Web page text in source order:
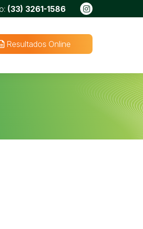
(33) 3261-1586
Resultados Online